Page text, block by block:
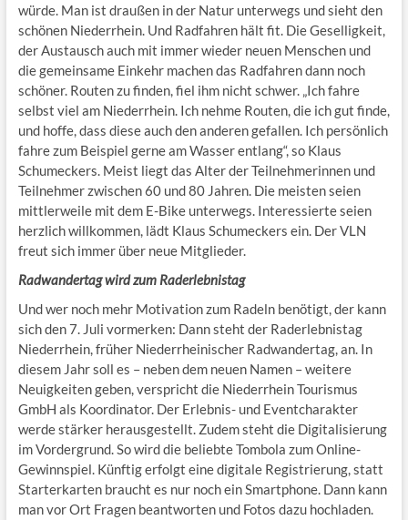
würde. Man ist draußen in der Natur unterwegs und sieht den
schönen Niederrhein. Und Radfahren hält fit. Die Geselligkeit,
der Austausch auch mit immer wieder neuen Menschen und
die gemeinsame Einkehr machen das Radfahren dann noch
schöner. Routen zu finden, fiel ihm nicht schwer. „Ich fahre
selbst viel am Niederrhein. Ich nehme Routen, die ich gut finde,
und hoffe, dass diese auch den anderen gefallen. Ich persönlich
fahre zum Beispiel gerne am Wasser entlang“, so Klaus
Schumeckers. Meist liegt das Alter der Teilnehmerinnen und
Teilnehmer zwischen 60 und 80 Jahren. Die meisten seien
mittlerweile mit dem E-Bike unterwegs. Interessierte seien
herzlich willkommen, lädt Klaus Schumeckers ein. Der VLN
freut sich immer über neue Mitglieder.
Radwandertag wird zum Raderlebnistag
Und wer noch mehr Motivation zum Radeln benötigt, der kann
sich den 7. Juli vormerken: Dann steht der Raderlebnistag
Niederrhein, früher Niederrheinischer Radwandertag, an. In
diesem Jahr soll es – neben dem neuen Namen – weitere
Neuigkeiten geben, verspricht die Niederrhein Tourismus
GmbH als Koordinator. Der Erlebnis- und Eventcharakter
werde stärker herausgestellt. Zudem steht die Digitalisierung
im Vordergrund. So wird die beliebte Tombola zum Online-
Gewinnspiel. Künftig erfolgt eine digitale Registrierung, statt
Starterkarten braucht es nur noch ein Smartphone. Dann kann
man vor Ort Fragen beantworten und Fotos dazu hochladen.